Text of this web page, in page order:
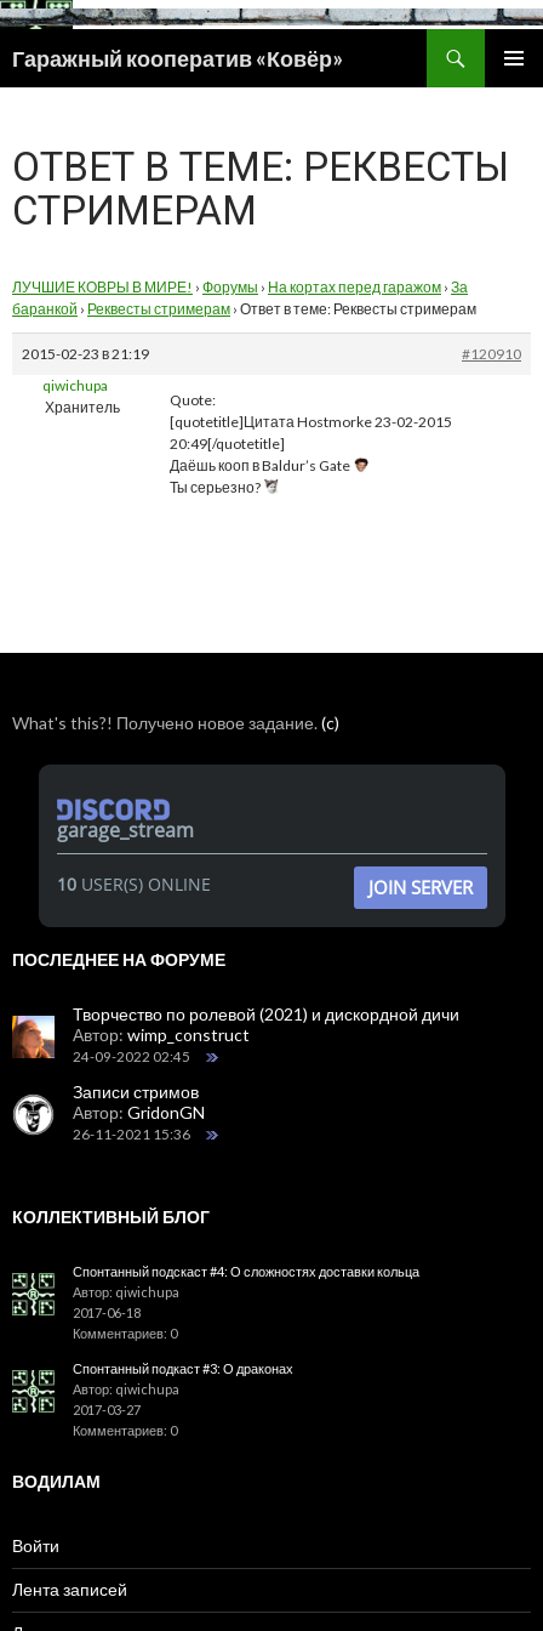
Гаражный кооператив «Ковёр»
ПЕРЕЙТИ
ОТВЕТ В ТЕМЕ: РЕКВЕСТЫ
СТРИМЕРАМ
ЛУЧШИЕ КОВРЫ В МИРЕ! › Форумы › На кортах перед гаражом › За
баранкой › Реквесты стримерам › Ответ в теме: Реквесты стримерам
2015-02-23 в 21:19
#120910
qiwichupa
Хранитель
Quote:
[quotetitle]Цитата Hostmorke 23-02-2015
20:49[/quotetitle]
Даёшь кооп в Baldur’s Gate
Ты серьезно?
What's this?! Получено новое задание.(c)
garage_stream
10USER(S) ONLINE JOIN SERVER
ПОСЛЕДНЕЕ НА ФОРУМЕ
Творчество по ролевой (2021) и дискордной дичи
Автор: wimp_construct
24-09-2022 02:45
Записи стримов
Автор: GridonGN
26-11-2021 15:36
КОЛЛЕКТИВНЫЙ БЛОГ
Спонтанный подскаст #4: О сложностях доставки кольца
Автор: qiwichupa
2017-06-18
Комментариев: 0
Спонтанный подкаст #3: О драконах
Автор: qiwichupa
2017-03-27
Комментариев: 0
ВОДИЛАМ
Войти
Лента записей